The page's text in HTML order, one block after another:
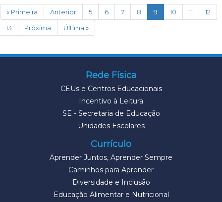
« Primeira Anterior 5 6 7 8 9 (current)
10 11
12
13
Próxima Última »
Rede Física
CEUs e Centros Educacionais
Incentivo à Leitura
SE - Secretaria de Educação
Unidades Escolares
Currículo
Aprender Juntos, Aprender Sempre
Caminhos para Aprender
Diversidade e Inclusão
Educação Alimentar e Nutricional